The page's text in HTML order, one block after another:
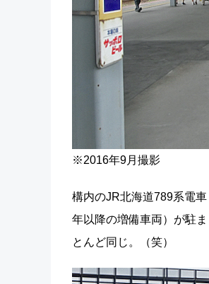
※2016年9月撮影
構内のJR北海道789系電
年以降の増備車両）が駐
とんど同じ。（笑）